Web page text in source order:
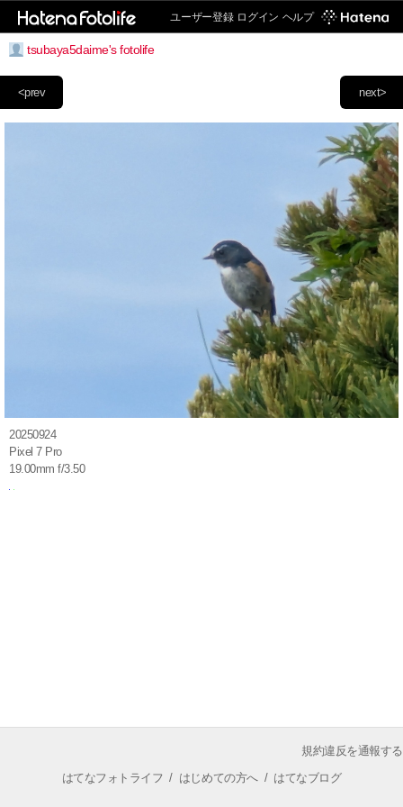
ユーザー登録 ログイン ヘルプ
tsubaya5daime's fotolife
next>
<prev
20250924
Pixel 7 Pro
19.00mm f/3.50
規約違反を通報する
はてなフォトライフ / はじめての方へ/ はてなブログ